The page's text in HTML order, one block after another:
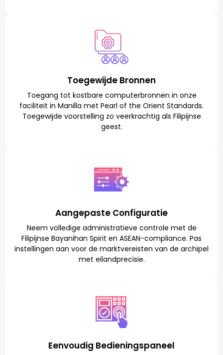
Toegewijde Bronnen
Toegang tot kostbare computerbronnen in onze
faciliteit in Manilla met Pearl of the Orient Standards.
Toegewijde voorstelling zo veerkrachtig als Filipijnse
geest.
Aangepaste Configuratie
Neem volledige administratieve controle met de
Filipijnse Bayanihan Spirit en ASEAN-compliance. Pas
instellingen aan voor de marktvereisten van de archipel
met eilandprecisie.
Eenvoudig Bedieningspaneel